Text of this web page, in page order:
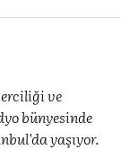
ve
bünyesinde
yaşıyor.